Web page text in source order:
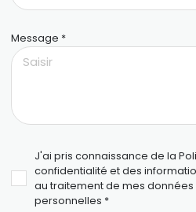
Message *
J'ai pris connaissance de la
confidentialité et des
au traitement de mes données
personnelles *